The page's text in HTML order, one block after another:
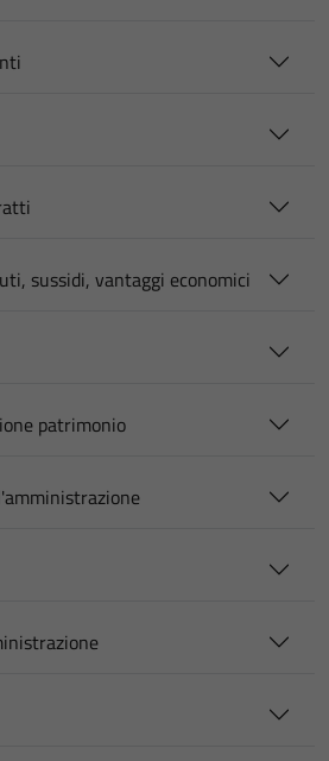
sussidi, vantaggi economici
patrimonio